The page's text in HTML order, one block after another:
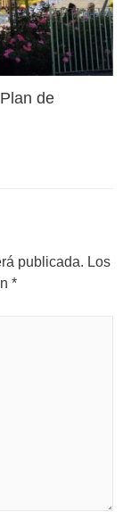
de
publicada. Los
*